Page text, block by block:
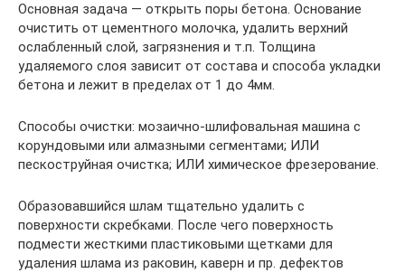
Основная задача — открыть поры бетона. Основание
очистить от цементного молочка, удалить верхний
ослабленный слой, загрязнения и т.п. Толщина
удаляемого слоя зависит от состава и способа укладки
бетона и лежит в пределах от 1 до 4мм.
Способы очистки: мозаично-шлифовальная машина с
корундовыми или алмазными сегментами; ИЛИ
пескоструйная очистка; ИЛИ химическое фрезерование.
Образовавшийся шлам тщательно удалить с
поверхности скребками. После чего поверхность
подмести жесткими пластиковыми щетками для
удаления шлама из раковин, каверн и пр. дефектов